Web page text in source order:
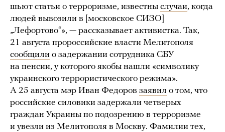
шьют статьи о терроризме, известны случаи, когда
людей вывозили в [московское СИЗО]
„Лефортово“», — рассказывает активистка. Так,
21 августа пророссийские власти Мелитополя
сообщили о задержании сотрудника СБУ
на пенсии, у которого якобы нашли «символику
украинского террористического режима».
А 25 августа мэр Иван Федоров заявил о том, что
российские силовики задержали четверых
граждан Украины по подозрению в терроризме
и увезли из Мелитополя в Москву. Фамилии тех,